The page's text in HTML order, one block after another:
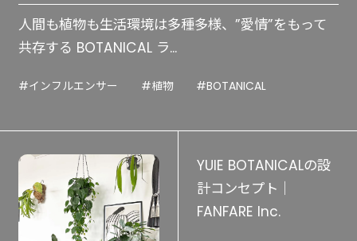
人間も植物も生活環境は多種多様、”愛情”をもって
共存する BOTANICAL ラ...
#インフルエンサー #植物 #BOTANICAL
YUIE BOTANICALの設
計コンセプト｜
FANFARE Inc.